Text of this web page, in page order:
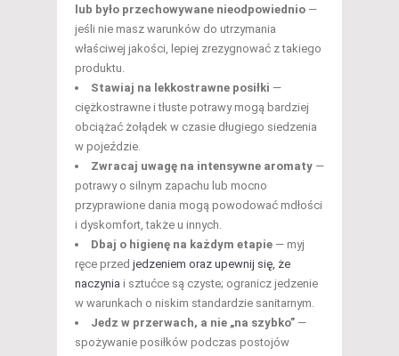
lub było przechowywane nieodpowiednio —
jeśli nie masz warunków do utrzymania
właściwej jakości, lepiej zrezygnować z takiego
produktu.
Stawiaj na lekkostrawne posiłki —
ciężkostrawne i tłuste potrawy mogą bardziej
obciążać żołądek w czasie długiego siedzenia
w pojeździe.
Zwracaj uwagę na intensywne aromaty —
potrawy o silnym zapachu lub mocno
przyprawione dania mogą powodować mdłości
i dyskomfort, także u innych.
Dbaj o higienę na każdym etapie — myj
ręce przed jedzeniem oraz upewnij się, że
naczynia i sztućce są czyste; ogranicz jedzenie
w warunkach o niskim standardzie sanitarnym.
Jedz w przerwach, a nie „na szybko” —
spożywanie posiłków podczas postojów